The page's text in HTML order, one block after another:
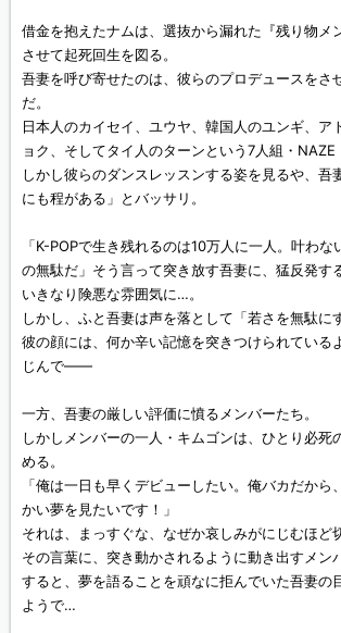
借金を抱えたナムは、選抜から漏れた『残り物メ
させて起死回生を図る。
吾妻を呼び寄せたのは、彼らのプロデュースをさ
だ。
日本人のカイセイ、ユウヤ、韓国人のユンギ、ア
ョク、そしてタイ人のターンという7人組・NAZE
しかし彼らのダンスレッスンする姿を見るや、吾
にも程がある」とバッサリ。
「K-POPで生き残れるのは10万人に一人。叶わな
の無駄だ」そう言って突き放す吾妻に、猛反発す
いきなり険悪な雰囲気に…。
しかし、ふと吾妻は声を落として「若さを無駄に
彼の顔には、何か辛い記憶を突きつけられている
じんで——
一方、吾妻の厳しい評価に憤るメンバーたち。
しかしメンバーの一人・キムゴンは、ひとり必死
める。
「俺は一日も早くデビューしたい。俺バカだから
かい夢を見たいです！」
それは、まっすぐな、なぜか哀しみがにじむほど
その言葉に、突き動かされるように動き出すメン
すると、夢を語ることを頑なに拒んでいた吾妻の
ようで…